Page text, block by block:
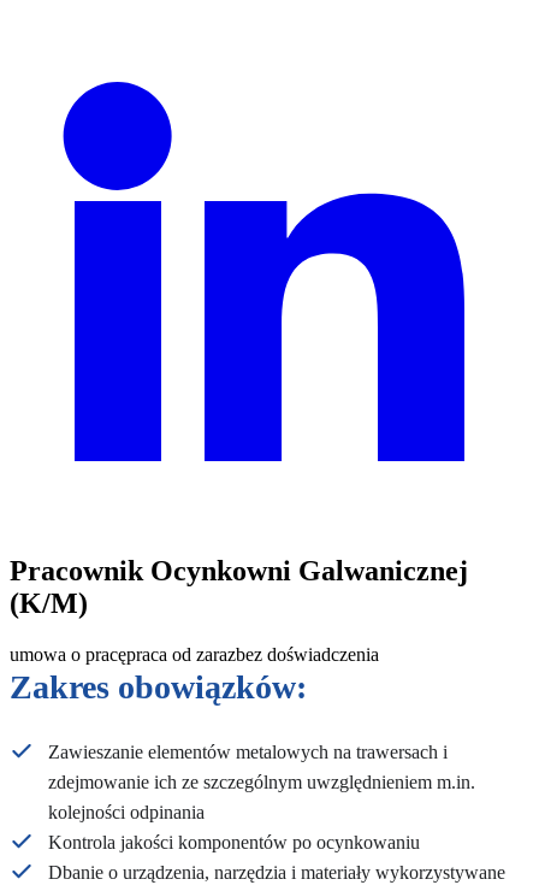
Pracownik Ocynkowni Galwanicznej
(K/M)
umowa o pracępraca od zarazbez doświadczenia
Zakres obowiązków:
Zawieszanie elementów metalowych na trawersach i
zdejmowanie ich ze szczególnym uwzględnieniem m.in.
kolejności odpinania
Kontrola jakości komponentów po ocynkowaniu
Dbanie o urządzenia, narzędzia i materiały wykorzystywane